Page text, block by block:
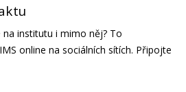
institutu i mimo něj? To
online na sociálních sítích. Připojte